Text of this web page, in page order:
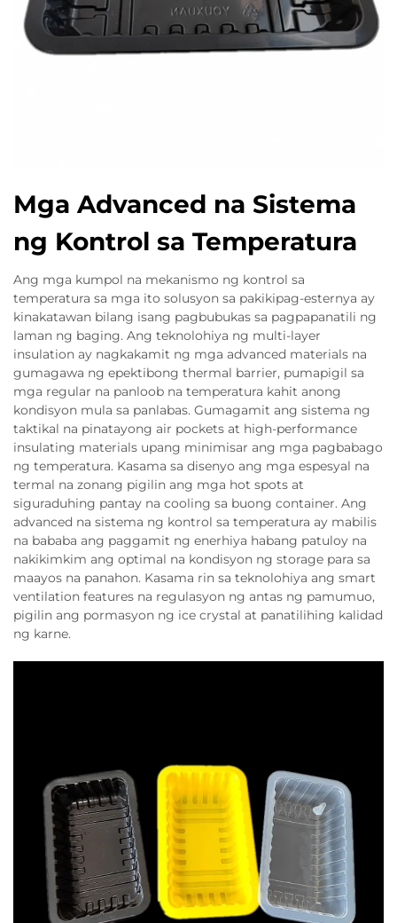
Mga Advanced na Sistema
ng Kontrol sa Temperatura
Ang mga kumpol na mekanismo ng kontrol sa
temperatura sa mga ito solusyon sa pakikipag-esternya ay
kinakatawan bilang isang pagbubukas sa pagpapanatili ng
laman ng baging. Ang teknolohiya ng multi-layer
insulation ay nagkakamit ng mga advanced materials na
gumagawa ng epektibong thermal barrier, pumapigil sa
mga regular na panloob na temperatura kahit anong
kondisyon mula sa panlabas. Gumagamit ang sistema ng
taktikal na pinatayong air pockets at high-performance
insulating materials upang minimisar ang mga pagbabago
ng temperatura. Kasama sa disenyo ang mga espesyal na
termal na zonang pigilin ang mga hot spots at
siguraduhing pantay na cooling sa buong container. Ang
advanced na sistema ng kontrol sa temperatura ay mabilis
na bababa ang paggamit ng enerhiya habang patuloy na
nakikimkim ang optimal na kondisyon ng storage para sa
maayos na panahon. Kasama rin sa teknolohiya ang smart
ventilation features na regulasyon ng antas ng pamumuo,
pigilin ang pormasyon ng ice crystal at panatilihing kalidad
ng karne.